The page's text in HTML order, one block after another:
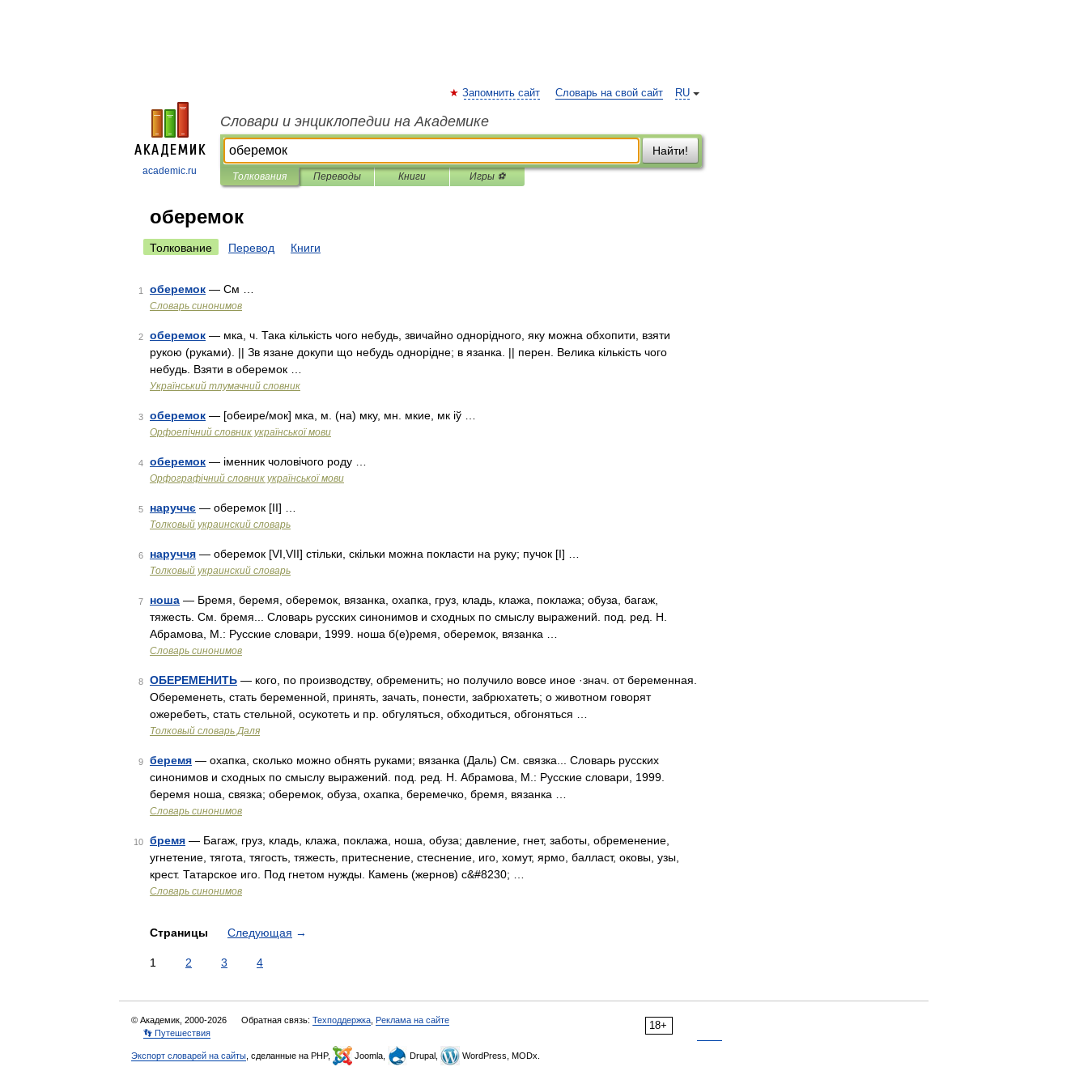
academic.ru
RU
Запомнить сайт Словарь на свой сайт
Словари и энциклопедии на Академике
Найти!
Толкования Переводы Книги Игры ⚽
оберемок
Толкование Перевод Книги
1 оберемок — См …
Словарь синонимов
2 оберемок — мка, ч. Така кількість чого небудь, звичайно однорідного, яку можна обхопити, взяти
рукою (руками). || Зв язане докупи що небудь однорідне; в язанка. || перен. Велика кількість чого
небудь. Взяти в оберемок …
Український тлумачний словник
3 оберемок — [обеире/мок] мка, м. (на) мку, мн. мкие, мк іў …
Орфоепічний словник української мови
4 оберемок — іменник чоловічого роду …
Орфографічний словник української мови
5 наруччє — оберемок [II] …
Толковый украинский словарь
6 наруччя — оберемок [VI,VII] стільки, скільки можна покласти на руку; пучок [I] …
Толковый украинский словарь
7 ноша — Бремя, беремя, оберемок, вязанка, охапка, груз, кладь, клажа, поклажа; обуза, багаж,
тяжесть. См. бремя... Словарь русских синонимов и сходных по смыслу выражений. под. ред. Н.
Абрамова, М.: Русские словари, 1999. ноша б(е)ремя, оберемок, вязанка …
Словарь синонимов
8 ОБЕРЕМЕНИТЬ — кого, по производству, обременить; но получило вовсе иное ·знач. от беременная.
Обеременеть, стать беременной, принять, зачать, понести, забрюхатеть; о животном говорят
ожеребеть, стать стельной, осукотеть и пр. обгуляться, обходиться, обгоняться …
Толковый словарь Даля
9 беремя — охапка, сколько можно обнять руками; вязанка (Даль) См. связка... Словарь русских
синонимов и сходных по смыслу выражений. под. ред. Н. Абрамова, М.: Русские словари, 1999.
беремя ноша, связка; оберемок, обуза, охапка, беремечко, бремя, вязанка …
Словарь синонимов
10 бремя — Багаж, груз, кладь, клажа, поклажа, ноша, обуза; давление, гнет, заботы, обременение,
угнетение, тягота, тягость, тяжесть, притеснение, стеснение, иго, хомут, ярмо, балласт, оковы, узы,
крест. Татарское иго. Под гнетом нужды. Камень (жернов) с&#8230; …
Словарь синонимов
Страницы Следующая →
1 2 3 4
18+
© Академик, 2000-2026 Обратная связь: Техподдержка Реклама на сайте
👣 Путешествия
Экспорт словарей на сайты , сделанные на PHP, Joomla, Drupal, WordPress, MODx.